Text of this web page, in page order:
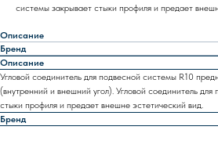
системы закрывает стыки профиля и предает
Описание
Бренд
Описание
Угловой соединитель для подвесной системы R10
(внутренний и внешний угол). Угловой соединитель
стыки профиля и предает внешне эстетический вид.
Бренд